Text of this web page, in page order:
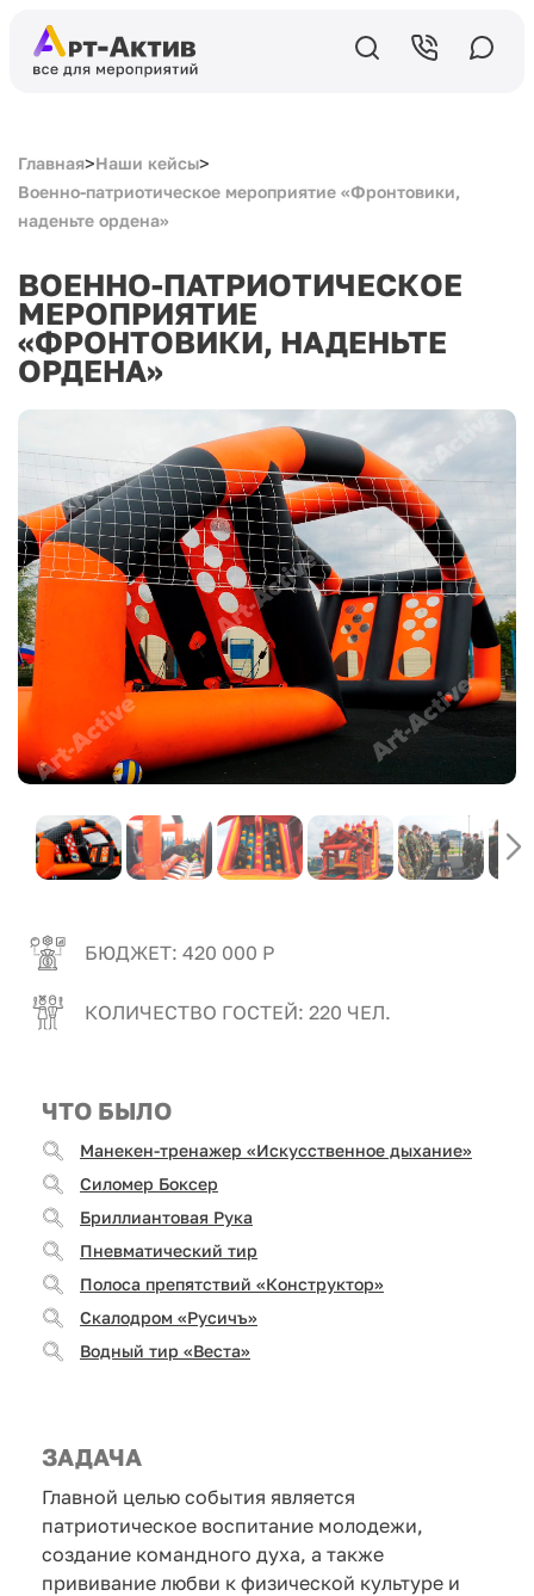
Главная>Наши кейсы>
Военно-патриотическое мероприятие «Фронтовики,
наденьте ордена»
ВОЕННО-ПАТРИОТИЧЕСКОЕ
МЕРОПРИЯТИЕ
«ФРОНТОВИКИ, НАДЕНЬТЕ
ОРДЕНА»
БЮДЖЕТ: 420 000 Р
КОЛИЧЕСТВО ГОСТЕЙ: 220 ЧЕЛ.
ЧТО БЫЛО
Манекен-тренажер «Искусственное дыхание»
Силомер Боксер
Бриллиантовая Рука
Пневматический тир
Полоса препятствий «Конструктор»
Скалодром «Русичъ»
Водный тир «Веста»
ЗАДАЧА
Главной целью события является
патриотическое воспитание молодежи,
создание командного духа, а также
прививание любви к физической культуре и